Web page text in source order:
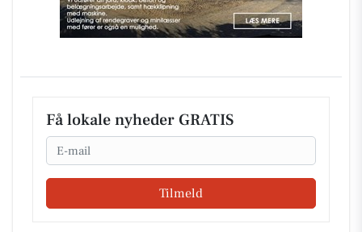
Få lokale nyheder GRATIS
Email
Tilmeld